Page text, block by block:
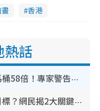
香港
熱話
行李清潔｜車轆污糟過馬桶58倍！專家警告忌用酒精抹 教1招免污手除菌
裝修拆鐵閘隨時變賊人目標？網民揭2大關鍵用途：裝新式等於白裝？附新舊鐵閘分別